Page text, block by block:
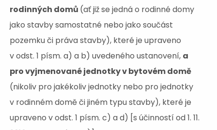
rodinných domů (ať již se jedná o rodinné domy
jako stavby samostatné nebo jako součást
pozemku či práva stavby), které je upraveno
v odst. 1 písm. a) a b) uvedeného ustanovení, a
pro vyjmenované jednotky v bytovém domě
(nikoliv pro jakékoliv jednotky nebo pro jednotky
v rodinném domě či jiném typu stavby), které je
upraveno v odst. 1 písm. c) a d) [s účinností od 1. 11.